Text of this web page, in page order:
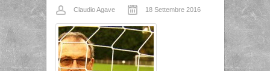
Claudio Agave 18 Settembre 2016